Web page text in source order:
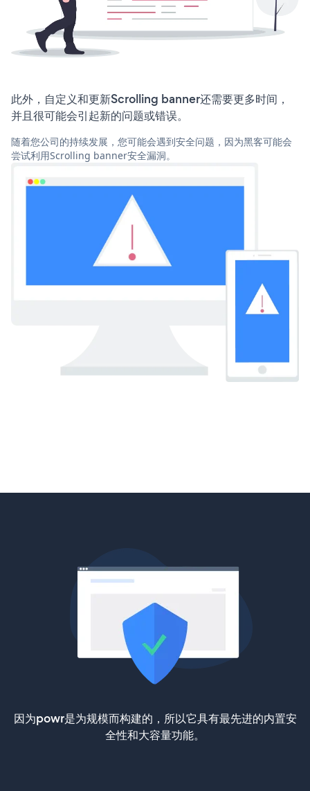
此外，自定义和更新Scrolling banner还需要更多时间，
并且很可能会引起新的问题或错误。
随着您公司的持续发展，您可能会遇到安全问题，因为黑客可能会
尝试利用Scrolling banner安全漏洞。
因为powr是为规模而构建的，所以它具有最先进的内置安
全性和大容量功能。